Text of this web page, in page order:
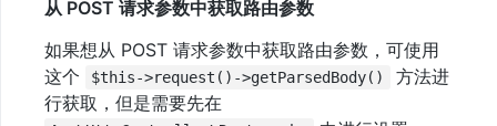
从 POST 请求参数中获取路由参数
如果想从 POST 请求参数中获取路由参数，可使用
这个
$this->request()->getParsedBody()
方法进
行获取，但是需要先在